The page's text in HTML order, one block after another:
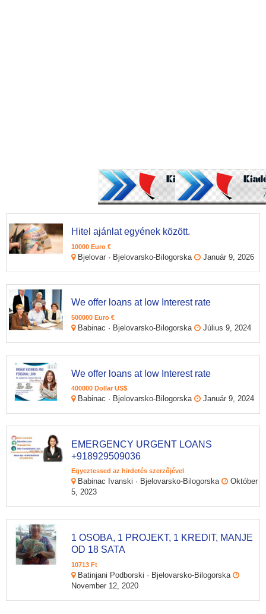
Hitel ajánlat egyének között.
10000 Euro €
Bjelovar · Bjelovarsko-Bilogorska Január 9, 2026
We offer loans at low Interest rate
500000 Euro €
Babinac · Bjelovarsko-Bilogorska Július 9, 2024
We offer loans at low Interest rate
400000 Dollar US$
Babinac · Bjelovarsko-Bilogorska Január 9, 2024
EMERGENCY URGENT LOANS
+918929509036
Egyeztessed az hirdetés szerzőjével
Babinac Ivanski · Bjelovarsko-Bilogorska
Október
5, 2023
1 OSOBA, 1 PROJEKT, 1 KREDIT, MANJE
OD 18 SATA
10713 Ft
Batinjani Podborski · Bjelovarsko-Bilogorska
November 12, 2020